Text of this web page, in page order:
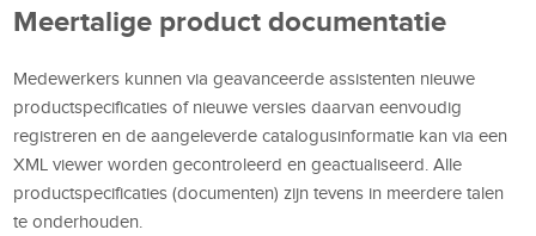
Meertalige product documentatie
Medewerkers kunnen via geavanceerde assistenten nieuwe
productspecificaties of nieuwe versies daarvan eenvoudig
registreren en de aangeleverde catalogusinformatie kan via een
XML viewer worden gecontroleerd en geactualiseerd. Alle
productspecificaties (documenten) zijn tevens in meerdere talen
te onderhouden.